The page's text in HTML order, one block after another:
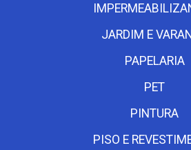
JARDIM E
PAPELARIA
PET
PINTURA
PISO E